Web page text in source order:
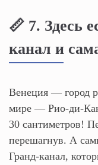
📏 7. Здесь
канал и
Венеция — город
мире — Рио-ди-
30 сантиметров!
перешагнув. А
Гранд-канал,